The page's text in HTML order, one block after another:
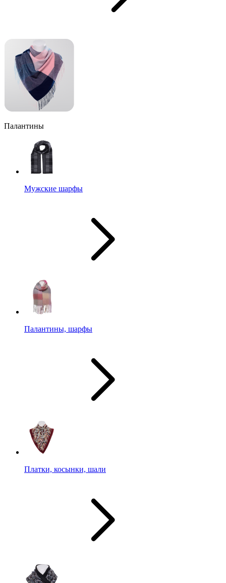
Палантины
Мужские шарфы
Палантины, шарфы
Платки, косынки, шали